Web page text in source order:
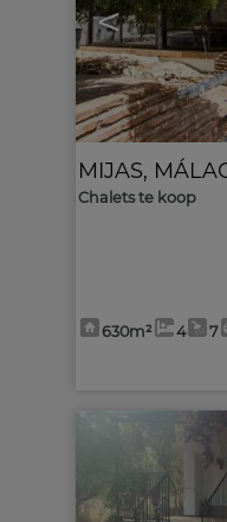
<
MIJAS,
Chalets te koop
630m² 4 7